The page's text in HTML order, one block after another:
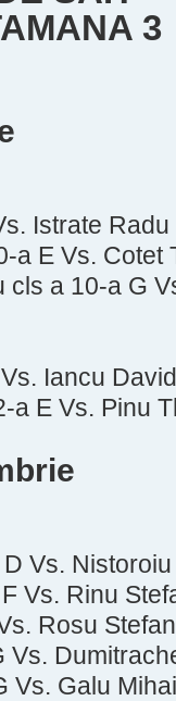
3
Istrate
a E Vs. Cotet
a 10-a G
Iancu
a E Vs. Pinu
Vs.
Vs. Rinu
Rosu
Vs.
Vs. Galu